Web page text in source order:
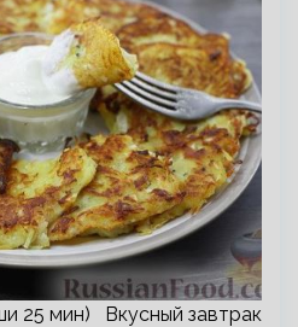
25 мин) Вкусный завтрак